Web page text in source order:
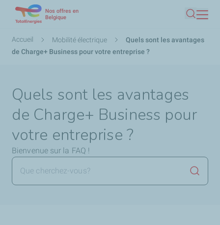
contenu
principal
Nos offres en
Belgique
Fil
d'Ariane
Accueil Mobilité électrique
Quels sont les avantages
de Charge+ Business pour votre entreprise ?
Quels sont les avantages
de Charge+ Business pour
votre entreprise ?
Bienvenue sur la FAQ !